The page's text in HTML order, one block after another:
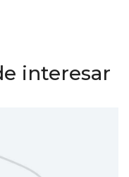
interesar